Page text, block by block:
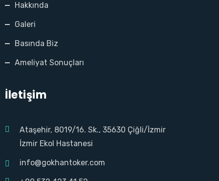
Hakkında
Galeri
Basında Biz
Ameliyat Sonuçları
İletişim
Ataşehir, 8019/16. Sk., 35630 Çiğli/İzmir
İzmir Ekol Hastanesi
info@gokhantoker.com